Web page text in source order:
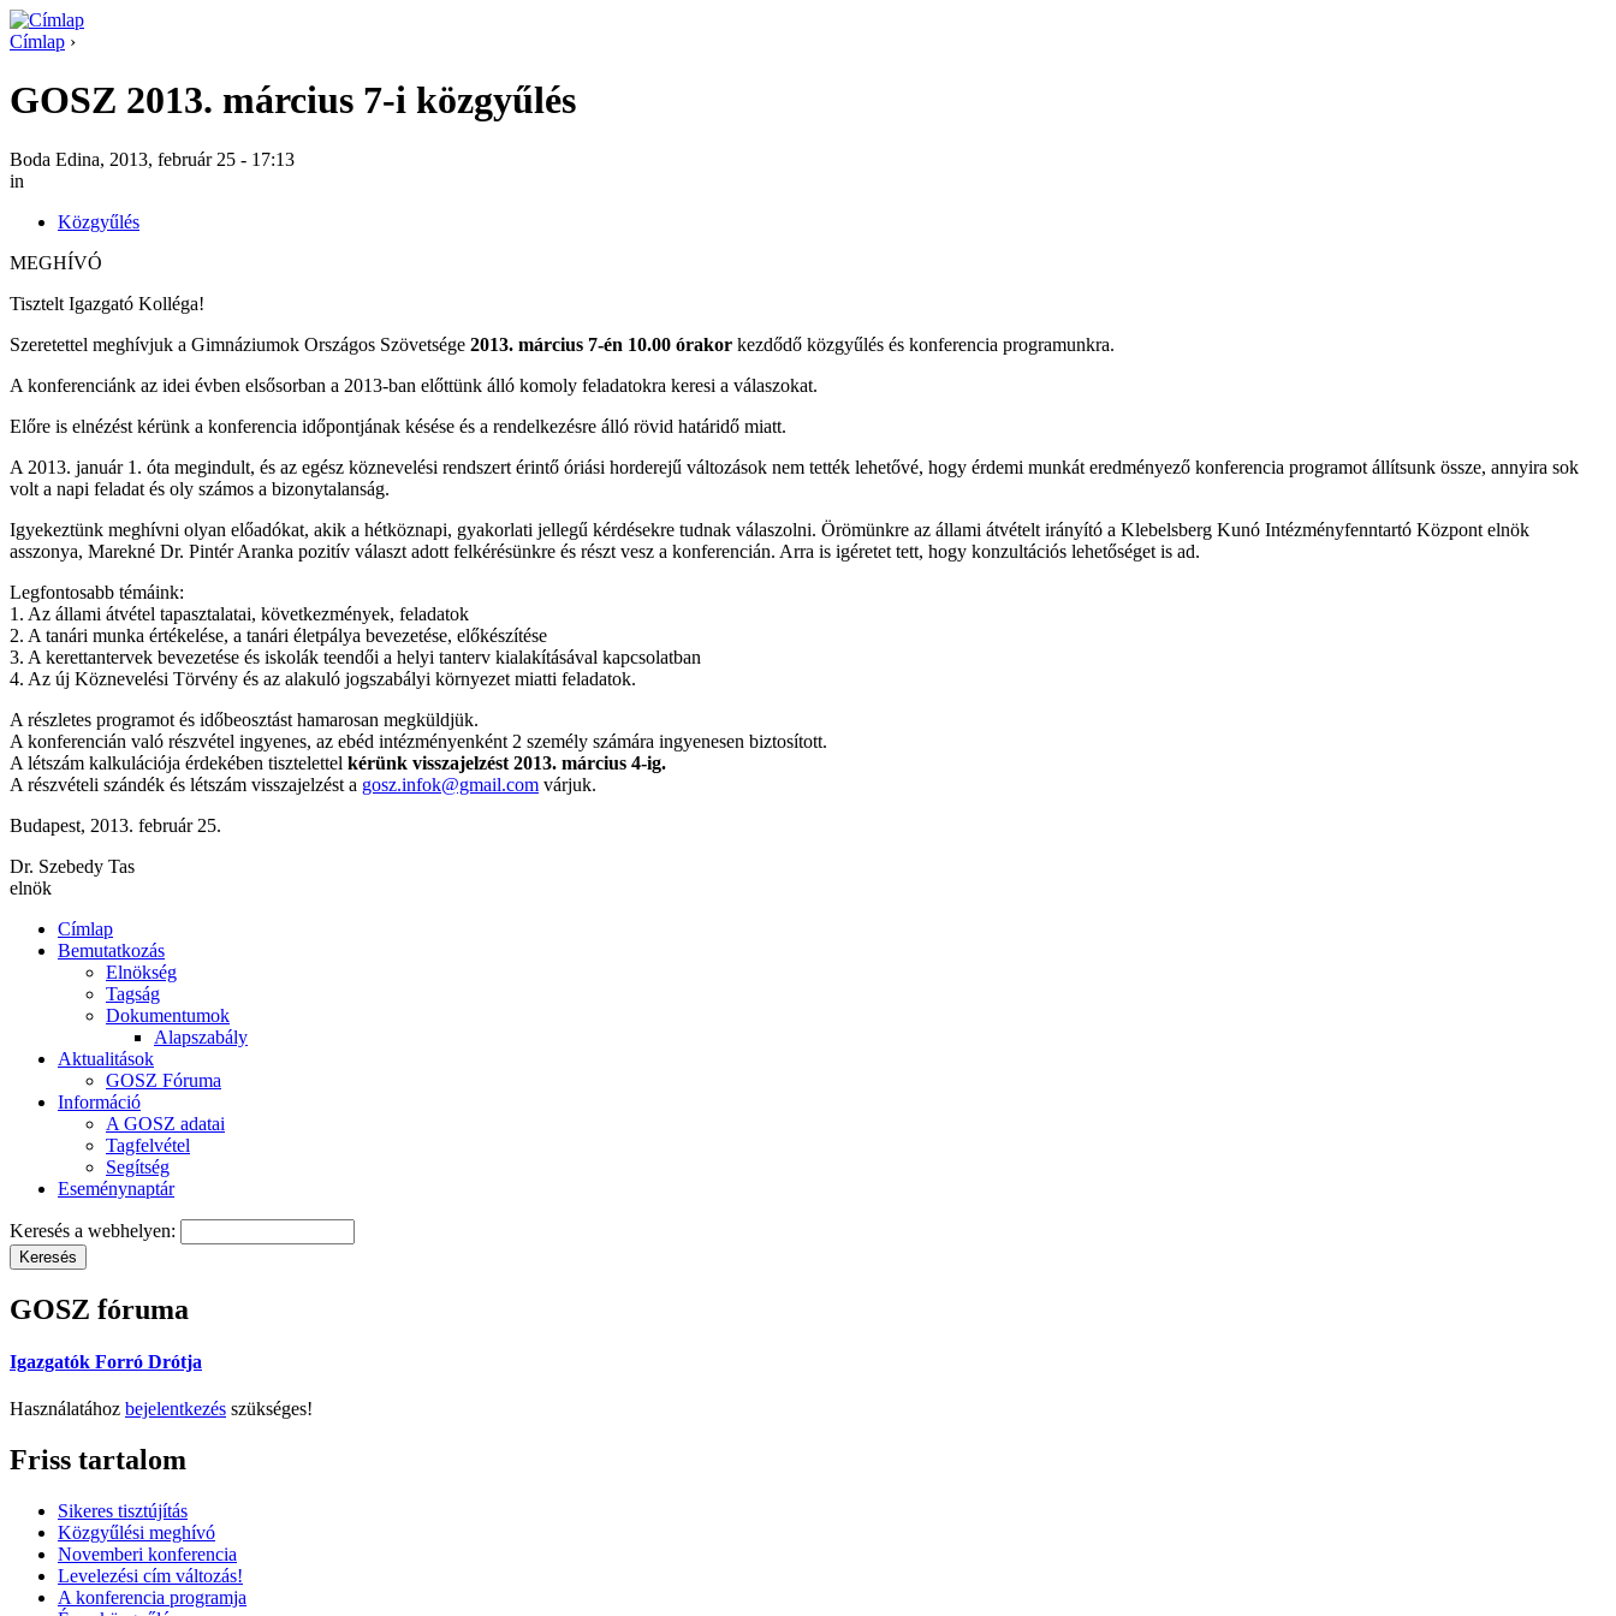
Címlap ›
GOSZ 2013. március 7-i közgyűlés
Boda Edina, 2013, február 25 - 17:13
in
Közgyűlés
MEGHÍVÓ
Tisztelt Igazgató Kolléga!
Szeretettel meghívjuk a Gimnáziumok Országos Szövetsége 2013. március 7-én 10.00 órakor kezdődő közgyűlés és konferencia programunkra.
A konferenciánk az idei évben elsősorban a 2013-ban előttünk álló komoly feladatokra keresi a válaszokat.
Előre is elnézést kérünk a konferencia időpontjának késése és a rendelkezésre álló rövid határidő miatt.
A 2013. január 1. óta megindult, és az egész köznevelési rendszert érintő óriási horderejű változások nem tették lehetővé, hogy érdemi munkát eredményező konferencia programot állítsunk össze, annyira sok
volt a napi feladat és oly számos a bizonytalanság.
Igyekeztünk meghívni olyan előadókat, akik a hétköznapi, gyakorlati jellegű kérdésekre tudnak válaszolni. Örömünkre az állami átvételt irányító a Klebelsberg Kunó Intézményfenntartó Központ elnök
asszonya, Marekné Dr. Pintér Aranka pozitív választ adott felkérésünkre és részt vesz a konferencián. Arra is igéretet tett, hogy konzultációs lehetőséget is ad.
Legfontosabb témáink:
1. Az állami átvétel tapasztalatai, következmények, feladatok
2. A tanári munka értékelése, a tanári életpálya bevezetése, előkészítése
3. A kerettantervek bevezetése és iskolák teendői a helyi tanterv kialakításával kapcsolatban
4. Az új Köznevelési Törvény és az alakuló jogszabályi környezet miatti feladatok.
A részletes programot és időbeosztást hamarosan megküldjük.
A konferencián való részvétel ingyenes, az ebéd intézményenként 2 személy számára ingyenesen biztosított.
A létszám kalkulációja érdekében tisztelettel kérünk visszajelzést 2013. március 4-ig.
A részvételi szándék és létszám visszajelzést a gosz.infok@gmail.com várjuk.
Budapest, 2013. február 25.
Dr. Szebedy Tas
elnök
Címlap
Bemutatkozás
Elnökség
Tagság
Dokumentumok
Alapszabály
Aktualitások
GOSZ Fóruma
Információ
A GOSZ adatai
Tagfelvétel
Segítség
Eseménynaptár
Keresés a webhelyen:
GOSZ fóruma
Igazgatók Forró Drótja
Használatához bejelentkezés szükséges!
Friss tartalom
Sikeres tisztújítás
Közgyűlési meghívó
Novemberi konferencia
Levelezési cím változás!
A konferencia programja